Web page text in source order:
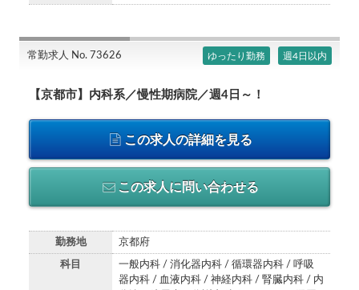
常勤求人 No. 73626 ゆったり勤務 週4日以内
【京都市】内科系／慢性期病院／週4日～！
この求人の詳細を見る
この求人に問い合わせる
勤務地 京都府
科目
一般内科 / 消化器内科 / 循環器内科 / 呼吸
器内科 / 血液内科 / 神経内科 / 腎臓内科 / 内